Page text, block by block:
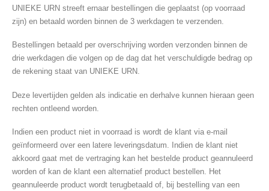
UNIEKE URN streeft ernaar bestellingen die geplaatst (op voorraad
zijn) en betaald worden binnen de 3 werkdagen te verzenden.
Bestellingen betaald per overschrijving worden verzonden binnen de
drie werkdagen die volgen op de dag dat het verschuldigde bedrag op
de rekening staat van UNIEKE URN.
Deze levertijden gelden als indicatie en derhalve kunnen hieraan geen
rechten ontleend worden.
Indien een product niet in voorraad is wordt de klant via e-mail
geïnformeerd over een latere leveringsdatum. Indien de klant niet
akkoord gaat met de vertraging kan het bestelde product geannuleerd
worden of kan de klant een alternatief product bestellen. Het
geannuleerde product wordt terugbetaald of, bij bestelling van een